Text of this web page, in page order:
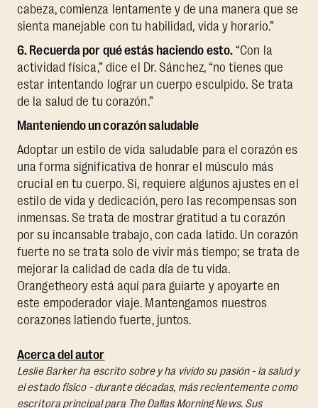
cabeza, comienza lentamente y de una manera que se
sienta manejable con tu habilidad, vida y horario.”
6. Recuerda por qué estás haciendo esto. “Con la
actividad física,” dice el Dr. Sánchez, “no tienes que
estar intentando lograr un cuerpo esculpido. Se trata
de la salud de tu corazón.”
Manteniendo un corazón saludable
Adoptar un estilo de vida saludable para el corazón es
una forma significativa de honrar el músculo más
crucial en tu cuerpo. Sí, requiere algunos ajustes en el
estilo de vida y dedicación, pero las recompensas son
inmensas. Se trata de mostrar gratitud a tu corazón
por su incansable trabajo, con cada latido. Un corazón
fuerte no se trata solo de vivir más tiempo; se trata de
mejorar la calidad de cada día de tu vida.
Orangetheory está aquí para guiarte y apoyarte en
este empoderador viaje. Mantengamos nuestros
corazones latiendo fuerte, juntos.
Acerca del autor
Leslie Barker ha escrito sobre y ha vivido su pasión - la salud y
el estado físico - durante décadas, más recientemente como
escritora principal para The Dallas Morning News. Sus